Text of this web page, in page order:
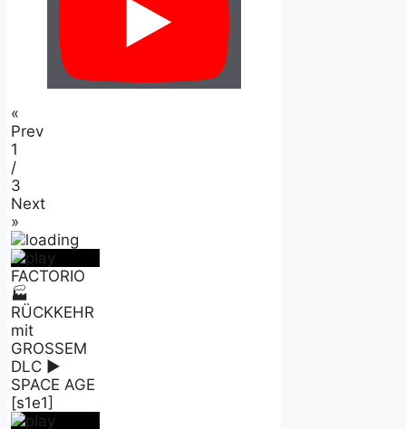
«
Prev
1
/
3
Next
»
FACTORIO
🏭
RÜCKKEHR
mit
GROSSEM
DLC ►
SPACE AGE
[s1e1]